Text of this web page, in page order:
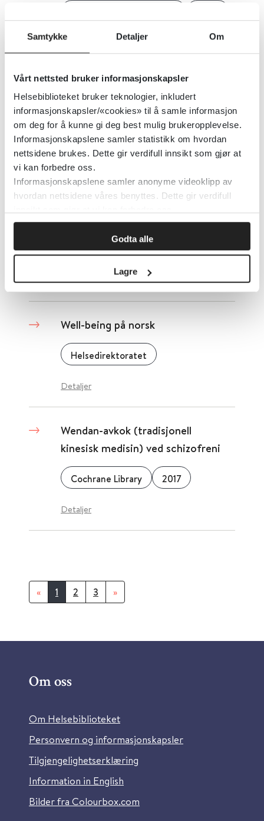
Samtykke Detaljer Om
Vårt nettsted bruker informasjonskapsler
Helsebiblioteket bruker teknologier, inkludert
informasjonskapsler/«cookies» til å samle informasjon
om deg for å kunne gi deg best mulig brukeropplevelse.
Informasjonskapslene samler statistikk om hvordan
nettsidene brukes. Dette gir verdifull innsikt som gjør at
vi kan forbedre oss.
Informasjonskapslene samler anonyme videoklipp av
hvordan nettsidene våres benyttes. Dette gir verdifull
Godta alle
Lagre
vaksinasjon (Vimeo)
Folkehelseinstituttet (FHI)
Detaljer
WellFare: Nordisk
forskningssenter for livskvalitet
og sosial bærekraft
Norges teknisk-naturvitenskaplige universitet (NTNU)
Detaljer
Well-being på norsk
Helsedirektoratet
Detaljer
Wendan-avkok (tradisjonell
kinesisk medisin) ved schizofreni
Cochrane Library 2017
Detaljer
« 1 2 3 »
Om oss
Om Helsebiblioteket
Personvern og informasjonskapsler
Tilgjengelighetserklæring
Information in English
Bilder fra Colourbox.com